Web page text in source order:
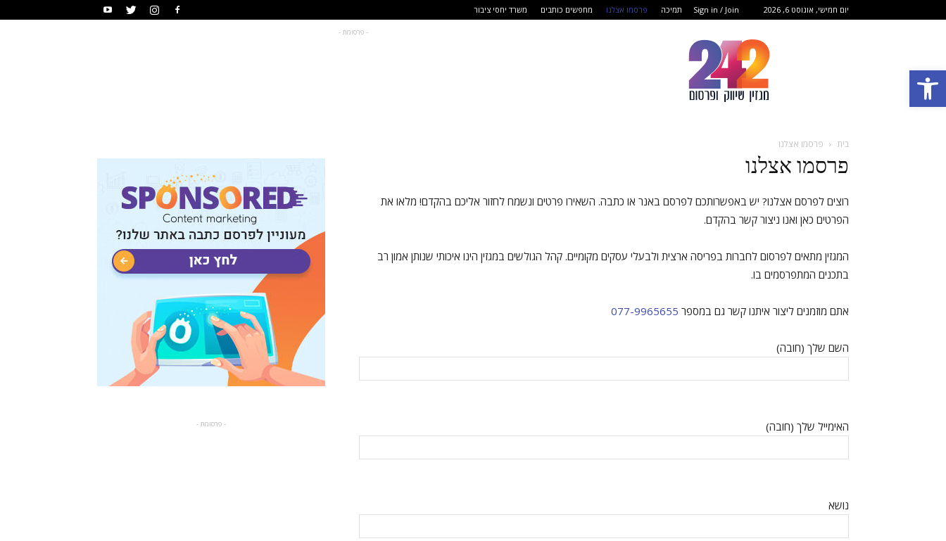
פתח סרגל נגישות
יום חמישי, אוגוסט 6, 2026 Sign in / Join תמיכה פרסמו אצלנו מחפשים כותבים משרד יחסי ציבור
- פרסומת -
בית פרסמו אצלנו
פרסמו אצלנו
רוצים לפרסם אצלנו? יש באפשרותכם לפרסם באנר או כתבה. השאירו פרטים ונשמח לחזור אליכם בהקדם! מלאו את
הפרטים כאן ואנו ניצור קשר בהקדם.
המגזין מתאים לפרסום לחברות בפריסה ארצית ולבעלי עסקים מקומיים. קהל הגולשים במגזין הינו איכותי שנותן אמון רב
בתכנים המתפרסמים בו.
אתם מוזמנים ליצור איתנו קשר גם במספר 077-9965655
השם שלך (חובה)
האימייל שלך (חובה)
נושא
- פרסומת -